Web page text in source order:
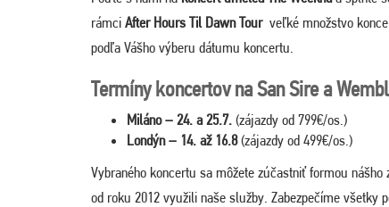
rámci After Hours Til Dawn Tourveľké množstvo
podľa Vášho výberu dátumu koncertu.
Termíny koncertov na San Sire a
Miláno – 24. a 25.7. (zájazdy od 799€/os.)
Londýn – 14. až 16.8(zájazdy od 499€/os.)
Vybraného koncertu sa môžete zúčastniť formou
od roku 2012 využili naše služby. Zabezpečíme všetky